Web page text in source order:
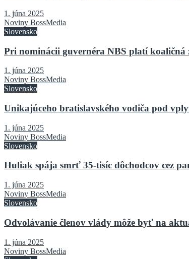
1. júna 2025
Noviny BossMedia
Slovensko
Pri nominácii guvernéra NBS platí
1. júna 2025
Noviny BossMedia
Slovensko
Unikajúceho bratislavského vodiča pod
1. júna 2025
Noviny BossMedia
Slovensko
Huliak spája smrť 35-tisíc dôchodcov cez
1. júna 2025
Noviny BossMedia
Slovensko
Odvolávanie členov vlády môže byť na
1. júna 2025
Noviny BossMedia